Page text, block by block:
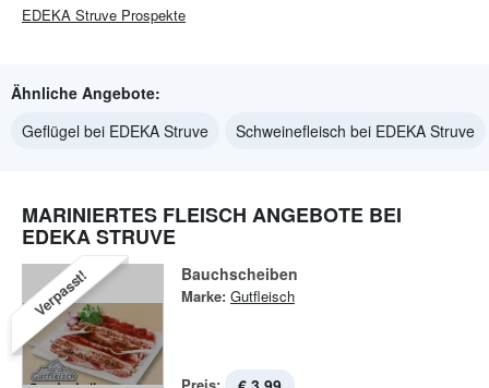
EDEKA Struve Prospekte
Ähnliche Angebote:
Geflügel bei EDEKA Struve
Schweinefleisch bei EDEKA Struve
MARINIERTES FLEISCH ANGEBOTE BEI
EDEKA STRUVE
Verpasst! Bauchscheiben
Marke: Gutfleisch